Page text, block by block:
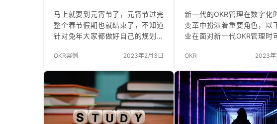
马上就要到元宵节了，元宵节过完
整个春节假期也就结束了，不知道
针对兔年大家都做好自己的规划了
们兔年的规划，OKR，就是正确的
下将用OKR分别从个人、家庭、工
作这三个维度对兔年做一个规划，
大家参考一下。 个人： O：减重八
OKR案例 2023年2月3日
新一代的OKR管理在数字化
变革中扮演着重要角色，以
业在面对新一代OKR管理时
企业可以借助OKR管理来确
标，使整个组织的目标保持
通过有效的OKR管理，企业
好地协同过程，沟通敏捷，
现统一目标。 点击领取OKR
OKR 2023年